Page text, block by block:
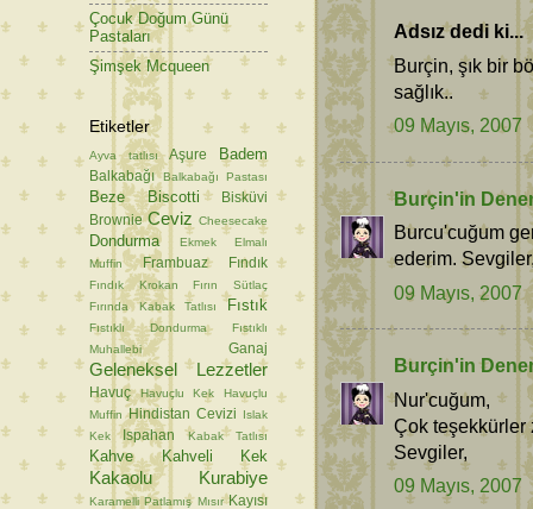
Adsız dedi ki...
Burçin, şık bir
sağlık..
09 Mayıs, 2007
Burçin'in
Burcu'cuğum
ederim.
09 Mayıs, 2007
Burçin'in
Nur'cuğum,
Çok teşekkürler
Sevgiler,
09 Mayıs, 2007
Çocuk Doğum Günü
Pastaları
Şimşek Mcqueen
Etiketler
Ayva tatlısı Aşure Badem
Balkabağı Balkabağı Pastası
Beze Biscotti
Bisküvi
Brownie Ceviz Cheesecake
Dondurma Ekmek
Elmalı
Muffin
Frambuaz Fındık
Fındık Krokan
Fırın Sütlaç
Fırında Kabak Tatlısı
Fıstık
Fıstıklı Dondurma
Fıstıklı
Muhallebi
Ganaj
Geleneksel Lezzetler
Havuç Havuçlu Kek
Havuçlu
Muffin Hindistan Cevizi
Islak
Kek
Ispahan Kabak Tatlısı
Kahve Kahveli Kek
Kakaolu Kurabiye
Karamelli Patlamış Mısır Kayısı